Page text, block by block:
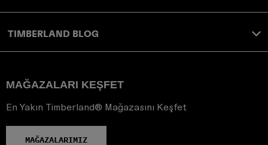
TIMBERLAND BLOG
MAĞAZALARI KEŞFET
En Yakın Timberland® Mağazasını Keşfet
MAĞAZALARIMIZ